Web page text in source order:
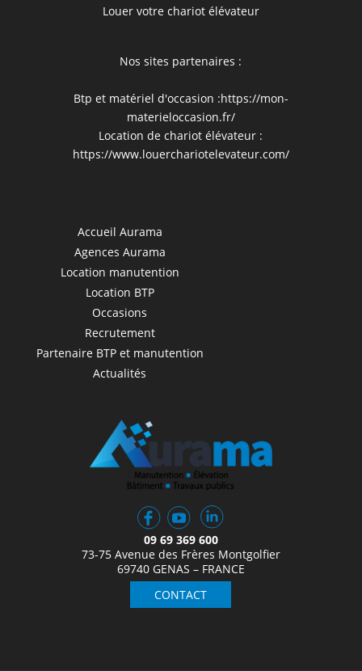
Louer votre chariot élévateur
Nos sites partenaires :
Btp et matériel d'occasion :https://mon-
materieloccasion.fr/
Location de chariot élévateur :
https://www.louerchariotelevateur.com/
Accueil Aurama
Agences Aurama
Location manutention
Location BTP
Occasions
Recrutement
Partenaire BTP et manutention
Actualités
09 69 369 600
73-75 Avenue des Frères Montgolfier
69740 GENAS – FRANCE
CONTACT